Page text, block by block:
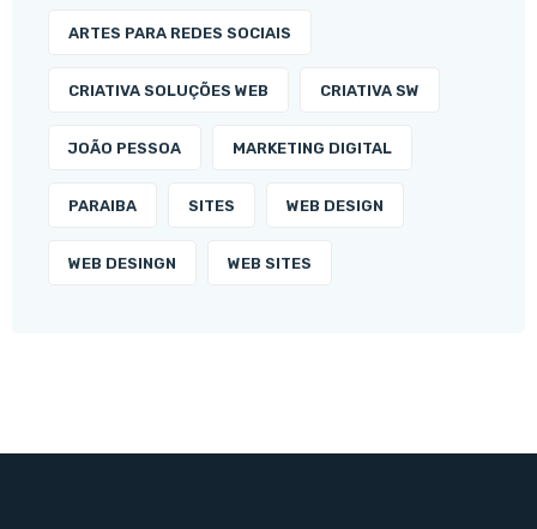
ARTES PARA REDES SOCIAIS
CRIATIVA SOLUÇÕES WEB CRIATIVA SW
JOÃO PESSOA MARKETING DIGITAL
PARAIBA SITES WEB DESIGN
WEB DESINGN WEB SITES